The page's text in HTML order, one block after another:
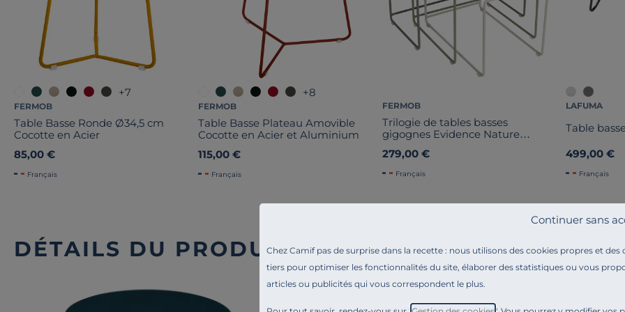
Chez Camif pas de surprise dans la recette : nous utilisons des cookies propres et des
tiers pour optimiser les fonctionnalités du site, élaborer des statistiques ou vous
articles ou publicités qui vous correspondent le plus.
Continuer sans
+7
FERMOB
Table Basse Ronde Ø34,5 cm
Cocotte en Acier
85,00 €
Français
+8
FERMOB
Table Basse Plateau Amovible
Cocotte en Acier et Aluminium
115,00 €
Français
FERMOB
Trilogie de tables basses
gigognes Evidence Nature
279,00 €
Français
LAFUMA
Table
499,00 €
Français
DÉTAILS DU PRODUIT
Référence : 100361711597
Venez parfaire votre terrasse avec la Table Basse 45